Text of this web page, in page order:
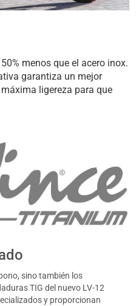
menos que el acero inox.
garantiza un mejor
ligereza para que
sino también los
TIG del nuevo LV-12
y proporcionan